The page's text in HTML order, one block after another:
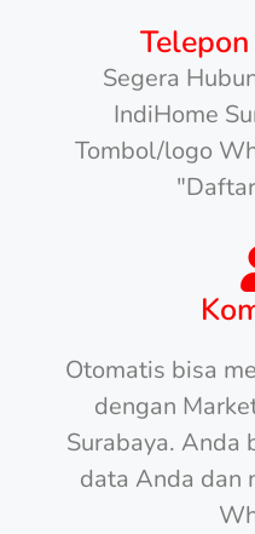
Segera
IndiHome
Tombol/logo
Otomatis bisa
dengan
Surabaya. Anda
data Anda dan